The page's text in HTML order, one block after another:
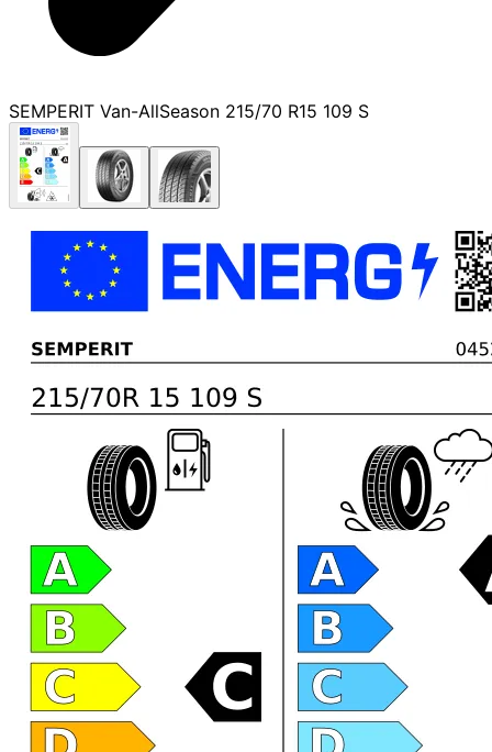
SEMPERIT Van-AllSeason 215/70 R15 109 S